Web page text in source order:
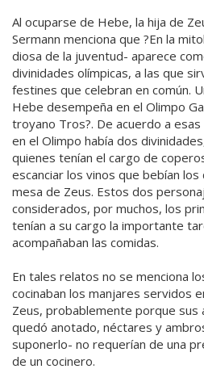
Al ocuparse de Hebe, la hija de
Sermann menciona que ?En la
diosa de la juventud- aparece
divinidades olímpicas, a las que
festines que celebran en común.
Hebe desempeña en el Olimpo
troyano Tros?. De acuerdo a
en el Olimpo había dos
quienes tenían el cargo de
escanciar los vinos que bebían
mesa de Zeus. Estos dos
considerados, por muchos, los
tenían a su cargo la importante
acompañaban las comidas.
En tales relatos no se menciona
cocinaban los manjares servidos
Zeus, probablemente porque sus
quedó anotado, néctares y
suponerlo- no requerían de una
de un cocinero.